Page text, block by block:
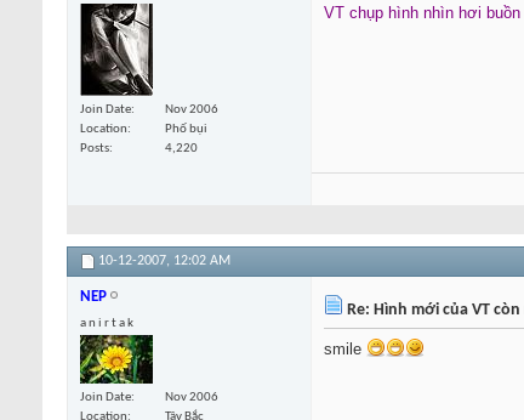
Join Date
Nov 2006
Location
Phố bụi
Posts
4,220
VT chụp hình nhìn hơi
10-12-2007, 12:02 AM
NEP
a n i r t a k
Join Date
Nov 2006
Re: Hình mới của VT
smile